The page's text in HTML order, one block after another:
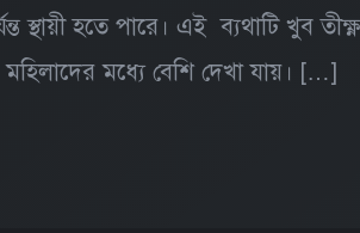
হতে পারে। এই ব্যথাটি খুব
মধ্যে বেশি দেখা যায়। […]